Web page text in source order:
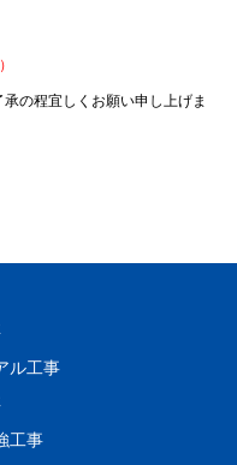
の程宜しくお願い申し上げま
ル工事
工事